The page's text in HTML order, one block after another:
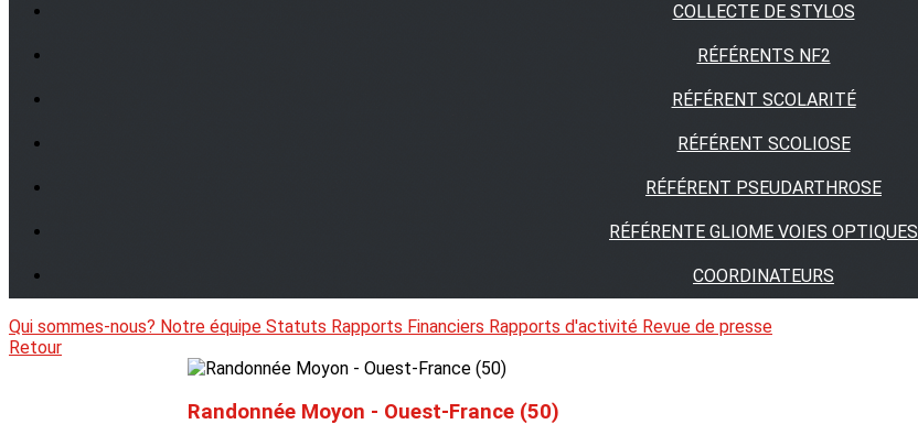
COLLECTE DE STYLOS
RÉFÉRENTS NF2
RÉFÉRENT SCOLARITÉ
RÉFÉRENT SCOLIOSE
RÉFÉRENT PSEUDARTHROSE
RÉFÉRENTE GLIOME VOIES OPTIQUES
COORDINATEURS
Qui sommes-nous? Notre équipe Statuts Rapports Financiers Rapports d'activité Revue de presse
Retour
Randonnée Moyon - Ouest-France (50)